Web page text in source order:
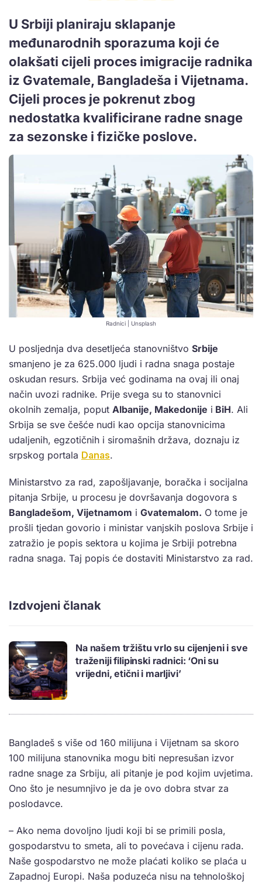
U Srbiji planiraju sklapanje
međunarodnih sporazuma koji će
olakšati cijeli proces imigracije radnika
iz Gvatemale, Bangladeša i Vijetnama.
Cijeli proces je pokrenut zbog
nedostatka kvalificirane radne snage
za sezonske i fizičke poslove.
Radnici | Unsplash
U posljednja dva desetljeća stanovništvo Srbije
smanjeno je za 625.000 ljudi i radna snaga postaje
oskudan resurs. Srbija već godinama na ovaj ili onaj
način uvozi radnike. Prije svega su to stanovnici
okolnih zemalja, poput Albanije, Makedonije i BiH. Ali
Srbija se sve češće nudi kao opcija stanovnicima
udaljenih, egzotičnih i siromašnih država, doznaju iz
srpskog portala Danas.
Ministarstvo za rad, zapošljavanje, boračka i socijalna
pitanja Srbije, u procesu je dovršavanja dogovora s
Bangladešom, Vijetnamom i Gvatemalom. O tome je
prošli tjedan govorio i ministar vanjskih poslova Srbije i
zatražio je popis sektora u kojima je Srbiji potrebna
radna snaga. Taj popis će dostaviti Ministarstvo za rad.
Izdvojeni članak
Na našem tržištu vrlo su cijenjeni i sve
traženiji filipinski radnici: ‘Oni su
vrijedni, etični i marljivi’
Bangladeš s više od 160 milijuna i Vijetnam sa skoro
100 milijuna stanovnika mogu biti nepresušan izvor
radne snage za Srbiju, ali pitanje je pod kojim uvjetima.
Ono što je nesumnjivo je da je ovo dobra stvar za
poslodavce.
– Ako nema dovoljno ljudi koji bi se primili posla,
gospodarstvu to smeta, ali to povećava i cijenu rada.
Naše gospodarstvo ne može plaćati koliko se plaća u
Zapadnoj Europi. Naša poduzeća nisu na tehnološkoj